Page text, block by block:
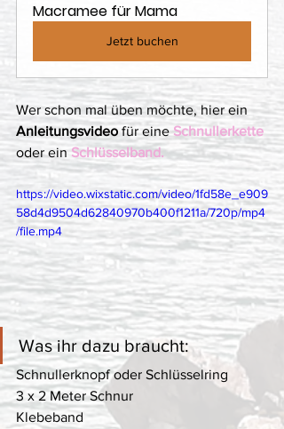
Macramee für Mama
Jetzt buchen
Wer schon mal üben möchte, hier ein
Anleitungsvideo für eine Schnullerkette
oder ein Schlüsselband.
https://video.wixstatic.com/video/1fd58e_e909
58d4d9504d62840970b400f1211a/720p/mp4
/file.mp4
Was ihr dazu braucht:
Schnullerknopf oder Schlüsselring
3 x 2 Meter Schnur
Klebeband